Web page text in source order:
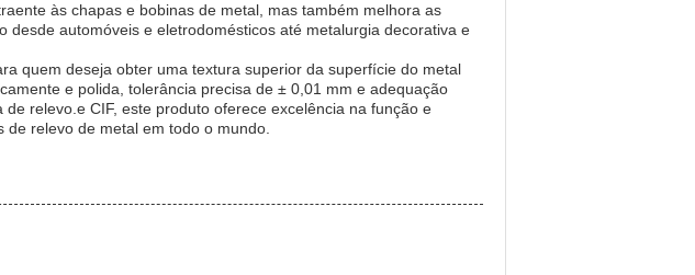
às chapas e bobinas de metal, mas também melhora as
automóveis e eletrodomésticos até metalurgia decorativa e
quem deseja obter uma textura superior da superfície do metal
e polida, tolerância precisa de ± 0,01 mm e adequação
relevo.e CIF, este produto oferece excelência na função e
relevo de metal em todo o mundo.